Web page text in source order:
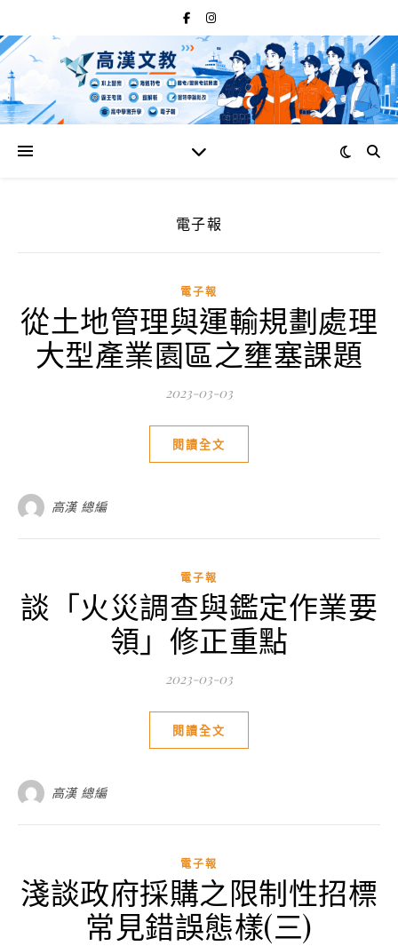
電子報
電子報
從土地管理與運輸規劃處理
大型產業園區之壅塞課題
2023-03-03
閱讀全文
高漢 總編
電子報
談「火災調查與鑑定作業要
領」修正重點
2023-03-03
閱讀全文
高漢 總編
電子報
淺談政府採購之限制性招標
常見錯誤態樣(三)